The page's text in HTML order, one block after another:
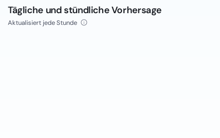
Tägliche und stündliche Vorhersage
Aktualisiert jede Stunde